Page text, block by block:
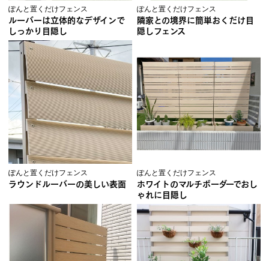
ぽんと置くだけフェンス
ルーバーは立体的なデザインで
しっかり目隠し
ぽんと置くだけフェンス
隣家との境界に簡単おくだけ目
隠しフェンス
ぽんと置くだけフェンス
ラウンドルーバーの美しい表面
ぽんと置くだけフェンス
ホワイトのマルチボーダーでおし
ゃれに目隠し